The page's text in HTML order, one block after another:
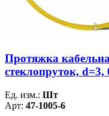
Протяжка
стеклопруток,
Ед. изм.: Шт
Арт: 47-1005-6